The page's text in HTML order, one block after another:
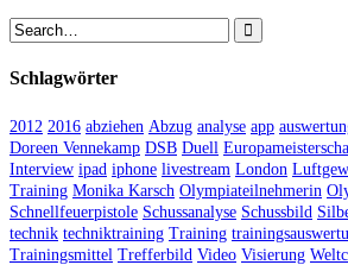
Schlagwörter
2012 2016 abziehen Abzug analyse app
Doreen Vennekamp DSB Duell
Interview ipad iphone livestream London
Training Monika Karsch Olympiateilnehmerin
Schnellfeuerpistole Schussanalyse Schussbild
technik techniktraining Training
Trainingsmittel Trefferbild Video Visierung